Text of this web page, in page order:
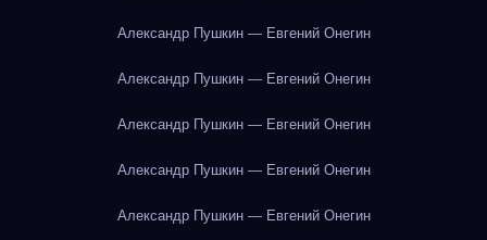
Александр Пушкин — Евгений Онегин
Александр Пушкин — Евгений Онегин
Александр Пушкин — Евгений Онегин
Александр Пушкин — Евгений Онегин
Александр Пушкин — Евгений Онегин